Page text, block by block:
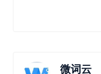
微词云